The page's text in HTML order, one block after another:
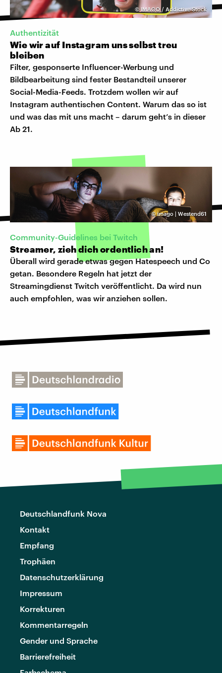
© IMAGO / Addictive Stock
Authentizität
Wie wir auf Instagram uns selbst treu
bleiben
Filter, gesponserte Influencer-Werbung und
Bildbearbeitung sind fester Bestandteil unserer
Social-Media-Feeds. Trotzdem wollen wir auf
Instagram authentischen Content. Warum das so ist
und was das mit uns macht – darum geht’s in dieser
Ab 21.
©imago | Westend61
Community-Guidelines bei Twitch
Streamer, zieh dich ordentlich an!
Überall wird gerade etwas gegen Hatespeech und Co
getan. Besondere Regeln hat jetzt der
Streamingdienst Twitch veröffentlicht. Da wird nun
auch empfohlen, was wir anziehen sollen.
Deutschlandfunk Nova
Kontakt
Empfang
Trophäen
Datenschutzerklärung
Impressum
Korrekturen
Kommentarregeln
Gender und Sprache
Barrierefreiheit